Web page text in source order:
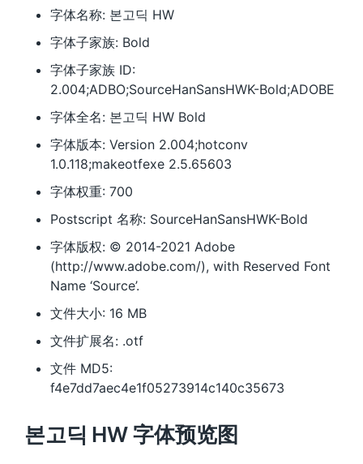
字体名称: 본고딕 HW
字体子家族: Bold
字体子家族 ID:
2.004;ADBO;SourceHanSansHWK-Bold;ADOBE
字体全名: 본고딕 HW Bold
字体版本: Version 2.004;hotconv
1.0.118;makeotfexe 2.5.65603
字体权重: 700
Postscript 名称: SourceHanSansHWK-Bold
字体版权: © 2014-2021 Adobe
(http://www.adobe.com/), with Reserved Font
Name ‘Source’.
文件大小: 16 MB
文件扩展名: .otf
文件 MD5:
f4e7dd7aec4e1f05273914c140c35673
본고딕 HW 字体预览图